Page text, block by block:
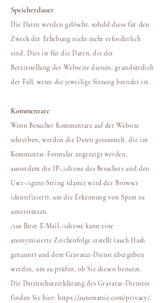
Speicherdauer
Die Daten werden gelöscht, sobald diese für den
Zweck der Erhebung nicht mehr erforderlich
sind. Dies ist für die Daten, die der
Bereitstellung der Webseite dienen, grundsätzlich
der Fall, wenn die jeweilige Sitzung beendet ist.
Kommentare
Wenn Besucher Kommentare auf der Website
schreiben, werden die Daten gesammelt, die im
Kommentar-Formular angezeigt werden,
ausserdem die IP-Adresse des Besuchers und den
User-Agent-String (damit wird der Browser
identifiziert), um die Erkennung von Spam zu
unterstützen.
Aus Ihrer E-Mail-Adresse kann eine
anonymisierte Zeichenfolge erstellt (auch Hash
genannt) und dem Gravatar-Dienst übergeben
werden, um zu prüfen, ob Sie diesen benutzt.
Die Datenschutzerklärung des Gravatar-Dienstes
finden Sie hier:https://automattic.com/privacy/.